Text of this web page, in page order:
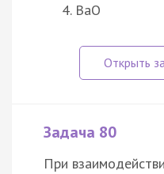
ВаO
Задача 80
При